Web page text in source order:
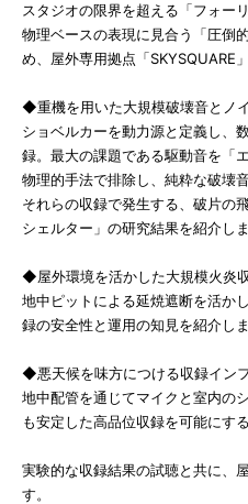
スタジオの限界を超える「フォー
物理ベースの表現に見合う「圧倒
め、屋外専用拠点「SKYSQUARE
◆重機を用いた大規模破壊音とノ
ショベルカーを動力源と定義し、
録。最大の課題である駆動音を「
物理的手法で排除し、純粋な破壊
それらの収録で発生する、破片の
シェルター」の研究結果を紹介しま
◆屋外環境を活かした大規模火炎
地中ピットによる延焼遮断を活か
録の安全性と運用の知見を紹介しま
◆悪天候を味方につける収録イン
地中配管を通じてマイクと室内の
も安定した高品位収録を可能にす
実験的な収録結果の試聴と共に、
す。